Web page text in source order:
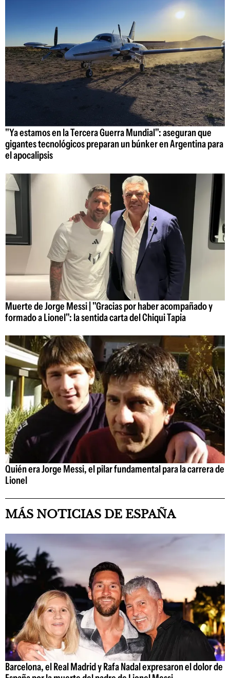
"Ya estamos en la Tercera Guerra Mundial": aseguran que
gigantes tecnológicos preparan un búnker en Argentina para
el apocalipsis
Muerte de Jorge Messi | "Gracias por haber acompañado y
formado a Lionel": la sentida carta del Chiqui Tapia
Quién era Jorge Messi, el pilar fundamental para la carrera de
Lionel
MÁS NOTICIAS DE ESPAÑA
Barcelona, el Real Madrid y Rafa Nadal expresaron el dolor de